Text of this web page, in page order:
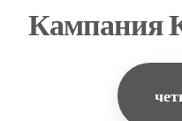
Кампания